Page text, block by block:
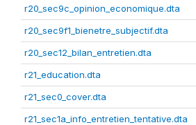
r20_sec9c_opinion_economique.dta
r20_sec9f1_bienetre_subjectif.dta
r20_sec12_bilan_entretien.dta
r21_education.dta
r21_sec0_cover.dta
r21_sec1a_info_entretien_tentative.dta